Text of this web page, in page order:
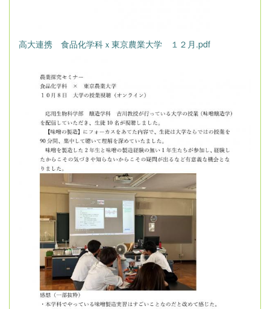
高大連携 食品化学科ｘ東京農業大学 １２月.pdf